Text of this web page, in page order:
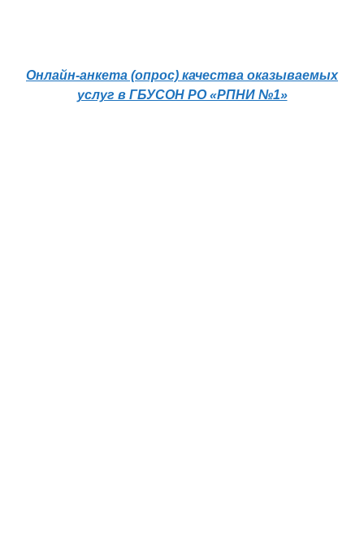
Онлайн-анкета (опрос) качества оказываемых
услуг в ГБУСОН РО «РПНИ №1»